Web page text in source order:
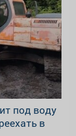
под воду
в